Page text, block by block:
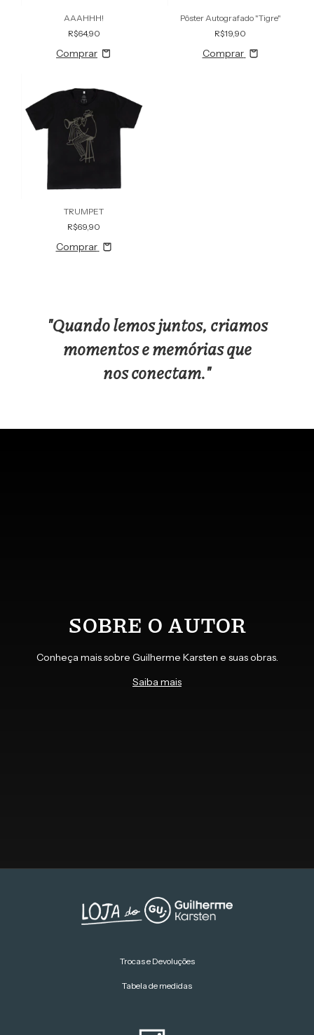
AAAHHH!
R$64,90
Pôster Autografado "Tigre"
R$19,90
Comprar
TRUMPET
R$69,90
Comprar
"Quando lemos juntos, criamos
momentos e memórias que
nos conectam."
SOBRE O AUTOR
Conheça mais sobre Guilherme Karsten e suas obras.
Saiba mais
Trocas e Devoluções
Tabela de medidas